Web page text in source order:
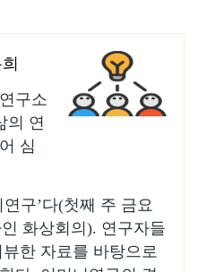
구소
의 연
심
구’다(첫째 주 금요
화상회의). 연구자들
한 자료를 바탕으로